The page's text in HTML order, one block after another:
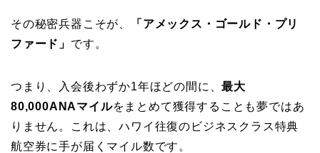
その秘密兵器こそが、
「アメックス・ゴールド・プリ
ファード」 です。
つまり、入会後わずか1年ほどの間に、最大
80,000ANAマイルをまとめて獲得することも夢ではあ
りません。これは、ハワイ往復のビジネスクラス特典
航空券に手が届くマイル数です。